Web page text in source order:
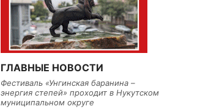
ГЛАВНЫЕ НОВОСТИ
Фестиваль «Унгинская баранина –
энергия степей» проходит в Нукутском
муниципальном округе